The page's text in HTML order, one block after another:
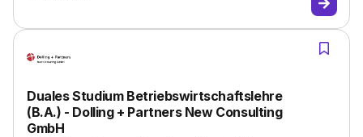
Duales Studium Betriebswirtschaftslehre
(B.A.) - Dolling + Partners New Consulting
GmbH